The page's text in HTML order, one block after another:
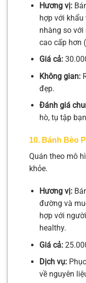
Hương vị:
hợp với khẩu
nhàng so
cao cấp hơn
Giá cả:
Không gian:
đẹp.
Đánh giá
hò, tụ tập
10. Bánh Bèo
Quán theo mô
khỏe.
Hương vị:
đường và
hợp với
healthy.
Giá cả:
Dịch vụ:
về nguyên